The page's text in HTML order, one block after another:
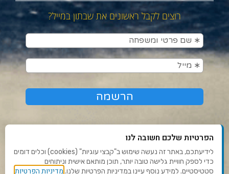
רוצים לקבל ראשונים את שבתון במייל?
תנאי שימוש ומדיניות פרטיות
הפרטיות שלכם חשובה לנו
לידיעתכם, באתר זה נעשה שימוש ב"קבצי עוגיות" (cookies) וכלים דומים
כדי לספק חוויית גלישה טובה יותר, תוכן מותאם אישית וניתוחים
סטטיסטיים. למידע נוסף עיינו במדיניות הפרטיות שלנו. מדיניות הפרטיות